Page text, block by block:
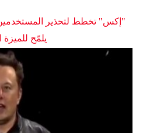
"إكس" تخطط لتحذير
يلمّح للميزة